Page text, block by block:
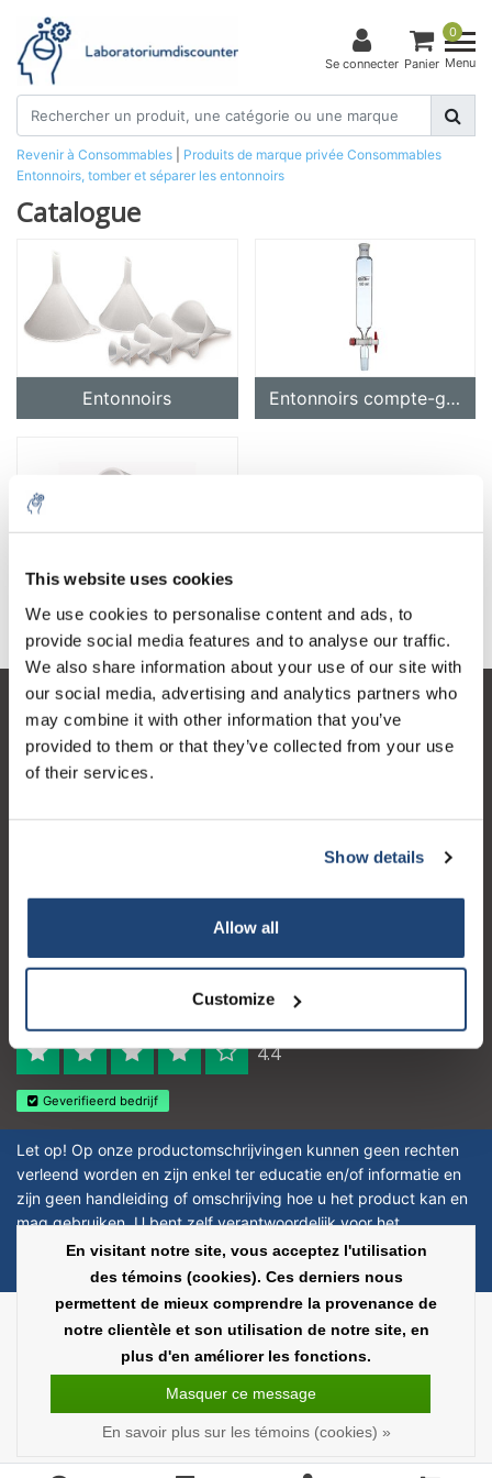
This website uses cookies
We use cookies to personalise content and ads, to
provide social media features and to analyse our traffic.
We also share information about your use of our site with
our social media, advertising and analytics partners who
may combine it with other information that you’ve
provided to them or that they’ve collected from your use
of their services.
Show details
Allow all
Customize
Se connecter
0
Panier Menu
Revenir à Consommables Produits de marque privée Consommables
Entonnoirs, tomber et séparer les entonnoirs
Catalogue
Entonnoirs Entonnoirs compte-gouttes
Service à la clientèle
Mon compte
4.4
Geverifieerd bedrijf
Let op! Op onze productomschrijvingen kunnen geen rechten
verleend worden en zijn enkel ter educatie en/of informatie en
zijn geen handleiding of omschrijving hoe u het product kan en
mag gebruiken. U bent zelf verantwoordelijk voor het
toepassen van eventuele nationale en internationale wetgeving
omtrent het gebruik van chemicaliën.
chers - All rights reserved - Theme byInStijl Media
Tous les prix sont hors
En visitant notre site, vous acceptez l'utilisation
des témoins (cookies). Ces derniers nous
permettent de mieux comprendre la provenance de
notre clientèle et son utilisation de notre site, en
plus d'en améliorer les fonctions.
Masquer ce message
En savoir plus sur les témoins (cookies) »